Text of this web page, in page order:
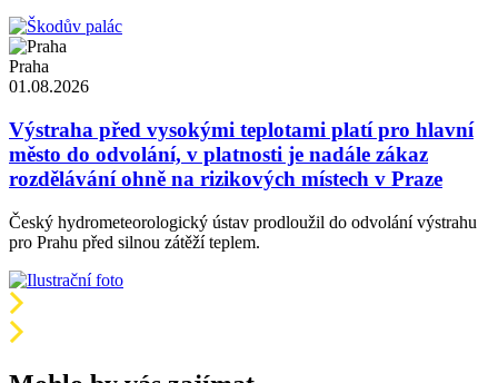
Praha
01.08.2026
Výstraha před vysokými teplotami platí pro hlavní
město do odvolání, v platnosti je nadále zákaz
rozdělávání ohně na rizikových místech v Praze
Český hydrometeorologický ústav prodloužil do odvolání výstrahu
pro Prahu před silnou zátěží teplem.